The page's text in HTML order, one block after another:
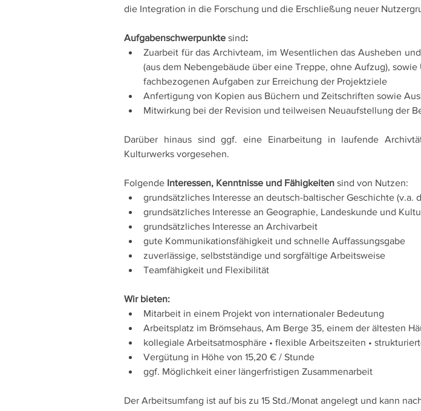
die Integration in die Forschung und die Erschließung neuer
Aufgabenschwerpunkte sind:
Zuarbeit für das Archivteam, im Wesentlichen das Ausheben
(aus dem Nebengebäude über eine Treppe, ohne Aufzug),
fachbezogenen Aufgaben zur Erreichung der Projektziele
Anfertigung von Kopien aus Büchern und Zeitschriften sowie
Mitwirkung bei der Revision und teilweisen Neuaufstellung der
Darüber hinaus sind ggf. eine Einarbeitung in laufende
Kulturwerks vorgesehen.
Folgende Interessen, Kenntnisse und Fähigkeiten sind von Nutzen:
grundsätzliches Interesse an deutsch-baltischer Geschichte (v.a.
grundsätzliches Interesse an Geographie, Landeskunde und
grundsätzliches Interesse an Archivarbeit
gute Kommunikationsfähigkeit und schnelle Auffassungsgabe
zuverlässige, selbstständige und sorgfältige Arbeitsweise
Teamfähigkeit und Flexibilität
Wir bieten:
Mitarbeit in einem Projekt von internationaler Bedeutung
Arbeitsplatz im Brömsehaus, Am Berge 35, einem der ältesten
kollegiale Arbeitsatmosphäre • flexible Arbeitszeiten •
Vergütung in Höhe von 15,20 € / Stunde
ggf. Möglichkeit einer längerfristigen Zusammenarbeit
Der Arbeitsumfang ist auf bis zu 15 Std./Monat angelegt und kann